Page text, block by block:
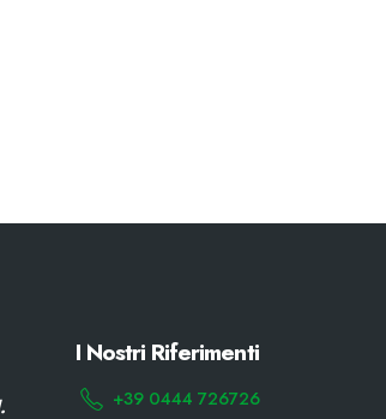
I Nostri Riferimenti
+39 0444 726726